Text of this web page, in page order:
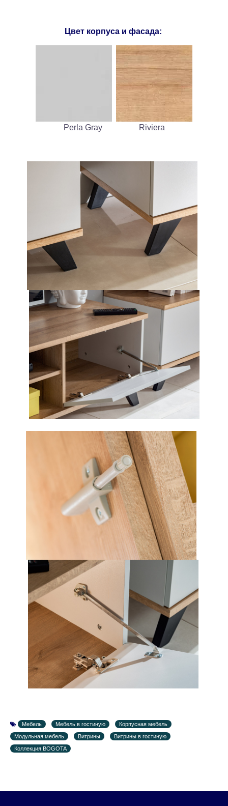
Цвет корпуса и фасада:
Perla Gray Riviera
Мебель Мебель в гостиную
Корпусная мебель
Модульная мебель
Витрины
Витрины в гостиную
Коллекция BOGOTA